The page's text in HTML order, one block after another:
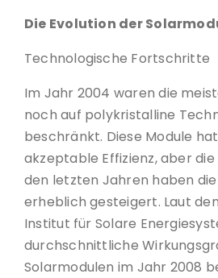
Die Evolution der
Technologische Fortschritte
Im Jahr 2004 waren die
noch auf polykristalline
beschränkt. Diese Module
akzeptable Effizienz, aber
den letzten Jahren haben die
erheblich gesteigert. Laut
Institut für Solare
durchschnittliche
Solarmodulen im Jahr 2008